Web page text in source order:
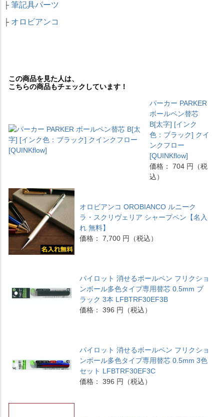
├ 筆記具パーツ
├ オロビアンコ
この商品を見た人は、
こちらの商品もチェックしています！
パーカー PARKER
ボールペン替芯
B[太字] [インク
色：ブラック] クイ
ンクフロー
[QUINKflow]
価格： 704 円（税
込）
オロビアンコ OROBIANCO ルニーク
ラ・スクリヴェリア シャープペン【名入
れ 無料】
価格： 7,700 円（税込）
パイロット 消せるボールペン フリクショ
ンボール多色タイプ専用替芯 0.5mm ブ
ラック 3本 LFBTRF30EF3B
価格： 396 円（税込）
パイロット 消せるボールペン フリクショ
ンボール多色タイプ専用替芯 0.5mm 3色
セット LFBTRF30EF3C
価格： 396 円（税込）